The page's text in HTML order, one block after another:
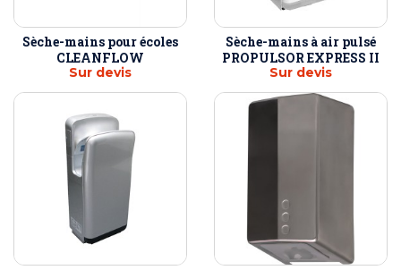
Sèche-mains pour écoles
CLEANFLOW
Sur devis
Sèche-mains à air pulsé
PROPULSOR EXPRESS II
Sur devis